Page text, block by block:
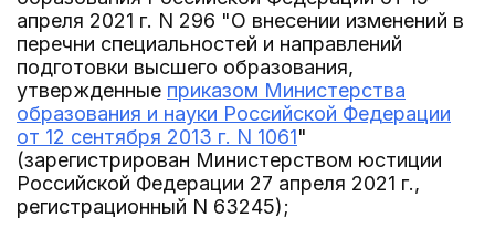
апреля 2021 г. N 296 "О внесении изменений в
перечни специальностей и направлений
подготовки высшего образования,
утвержденные приказом Министерства
образования и науки Российской Федерации
от 12 сентября 2013 г. N 1061"
(зарегистрирован Министерством юстиции
Российской Федерации 27 апреля 2021 г.,
регистрационный N 63245);